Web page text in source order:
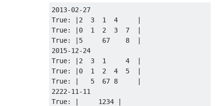
,( "2015-12-24"
"2  3  1     4"
"0  1  2  4  5"
"   5  67 8   "
,( "2222-11-11"
"     1234 "
"1    2    "
"5678      "
)
2013-02-27
True: 2 3 1 4
True: 0 1 2 3 7
True: 5 67 8
2015-12-24
True: 2 3 1 4
True: 0 1 2 4 5
True: 5 67 8
2222-11 -11
True: 1234